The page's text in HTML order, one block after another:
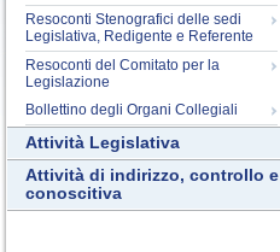
Resoconti Stenografici delle sedi
Legislativa, Redigente e Referente
Resoconti del Comitato per la
Legislazione
Bollettino degli Organi Collegiali
Attività Legislativa
Attività di indirizzo, controllo e
conoscitiva